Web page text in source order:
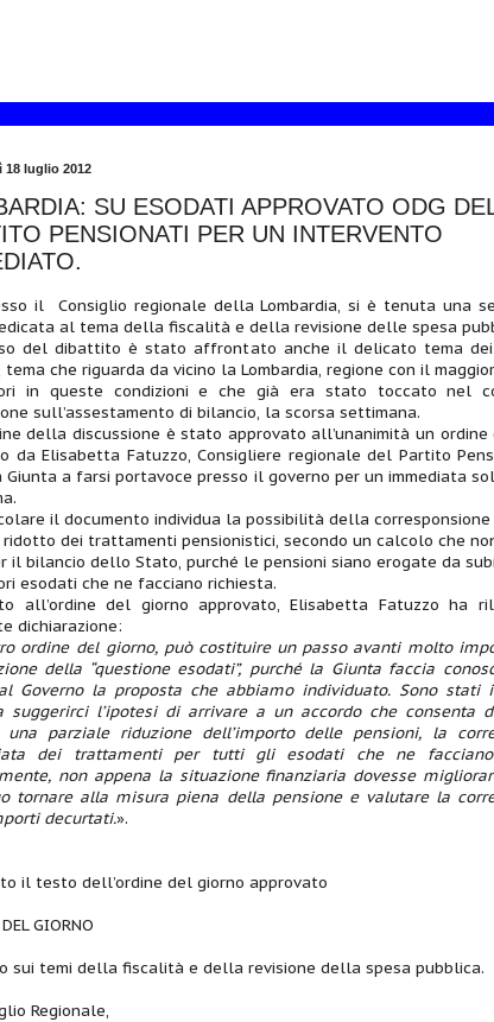
18 luglio 2012
SU ESODATI APPROVATO ODG
PENSIONATI PER UN INTERVENTO
il Consiglio regionale della Lombardia, si è tenuta una
al tema della fiscalità e della revisione delle spesa
del dibattito è stato affrontato anche il delicato tema
tema che riguarda da vicino la Lombardia, regione con il
in queste condizioni e che già era stato toccato nel
sull’assestamento di bilancio, la scorsa settimana.
della discussione è stato approvato all’unanimità un ordine
da Elisabetta Fatuzzo, Consigliere regionale del Partito
Giunta a farsi portavoce presso il governo per un immediata
il documento individua la possibilità della corresponsione
dei trattamenti pensionistici, secondo un calcolo che
il bilancio dello Stato, purché le pensioni siano erogate da
esodati che ne facciano richiesta.
all’ordine del giorno approvato, Elisabetta Fatuzzo ha
dichiarazione:
ordine del giorno, può costituire un passo avanti molto
della “questione esodati”, purché la Giunta faccia
Governo la proposta che abbiamo individuato. Sono stati
suggerirci l’ipotesi di arrivare a un accordo che consenta
una parziale riduzione dell’importo delle pensioni, la
dei trattamenti per tutti gli esodati che ne facciano
non appena la situazione finanziaria dovesse
tornare alla misura piena della pensione e valutare la
decurtati.».
il testo dell’ordine del giorno approvato
GIORNO
sui temi della fiscalità e della revisione della spesa pubblica.
Regionale,